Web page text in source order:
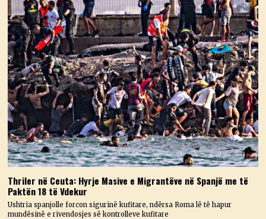
Thriler në Ceuta: Hyrje Masive e Migrantëve në Spanjë me të
Paktën 18 të Vdekur
Ushtria spanjolle forcon sigurinë kufitare, ndërsa Roma lë të hapur
mundësinë e rivendosjes së kontrolleve kufitare